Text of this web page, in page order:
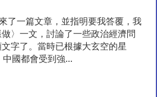
了一篇文章，並指明要我答覆，我
〉一文，討論了一些政治經濟問
字了。當時已根據大玄空的星
國都會受到強...